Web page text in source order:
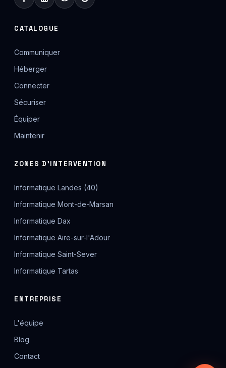
CATALOGUE
Communiquer
Héberger
Connecter
Sécuriser
Équiper
Maintenir
ZONES D'INTERVENTION
Informatique Landes (40)
Informatique Mont-de-Marsan
Informatique Dax
Informatique Aire-sur-l'Adour
Informatique Saint-Sever
Informatique Tartas
ENTREPRISE
L'équipe
Blog
Contact